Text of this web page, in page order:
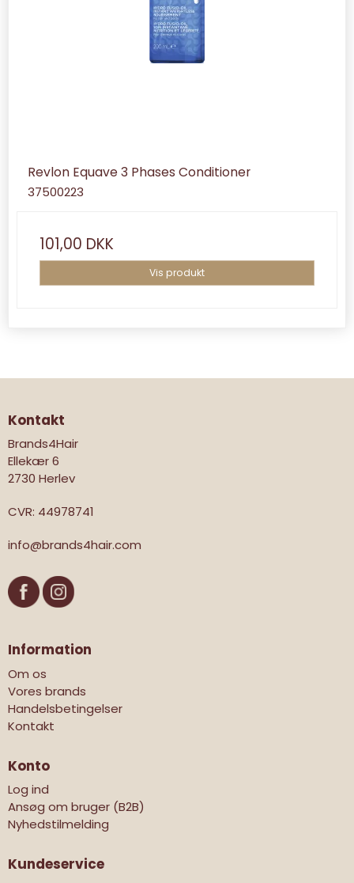
Revlon Equave 3 Phases Conditioner
37500223
101,00 DKK
Vis produkt
Kontakt
Brands4Hair
Ellekær 6
2730 Herlev
CVR: 44978741
info@brands4hair.com
Information
Om os
Vores brands
Handelsbetingelser
Kontakt
Konto
Log ind
Ansøg om bruger (B2B)
Nyhedstilmelding
Kundeservice